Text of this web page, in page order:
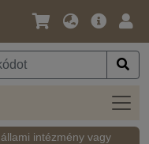
Nyelv
Pénznem
Fő
intézmény vagy